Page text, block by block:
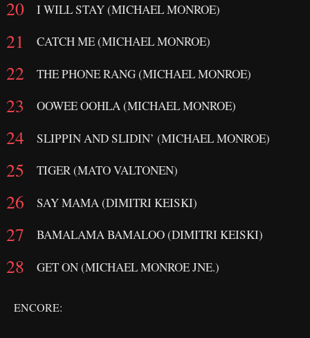
I WILL STAY (MICHAEL MONROE)
CATCH ME (MICHAEL MONROE)
THE PHONE RANG (MICHAEL MONROE)
OOWEE OOHLA (MICHAEL MONROE)
SLIPPIN AND SLIDIN’ (MICHAEL MONROE)
TIGER (MATO VALTONEN)
SAY MAMA (DIMITRI KEISKI)
BAMALAMA BAMALOO (DIMITRI KEISKI)
GET ON (MICHAEL MONROE JNE.)
ENCORE: